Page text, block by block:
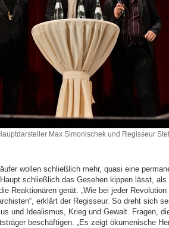
Max Simonischek und Regisseur
wollen schließlich mehr, quasi eine
schließlich das Gesehen kippen lässt,
Reaktionären gerät. „Wie bei jeder
erklärt der Regisseur. So dreht sich
und Idealismus, Krieg und Gewalt. Fragen,
beschäftigen. „Es zeigt ökumenische